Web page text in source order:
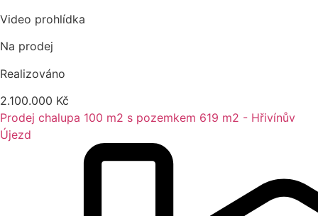
Video prohlídka
Na prodej
Realizováno
2.100.000 Kč
Prodej chalupa 100 m2 s pozemkem 619 m2 - Hřivínův
Újezd